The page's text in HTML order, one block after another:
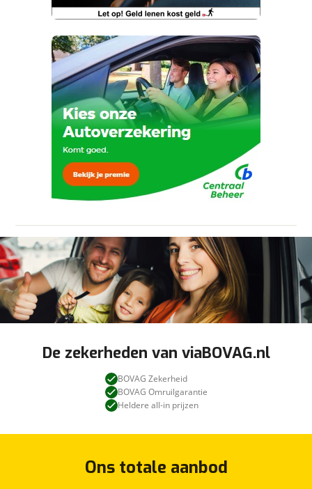
ontvangen.
Vraag mijn proefrit aan
viaBOVAG.nl verwerkt je persoonsgegevens
om je aanvraag zo goed mogelijk bij de
aanbieder te brengen. Lees hier meer over in
onzeprivacyverklaring
Telefoonnummer (optioneel)
Ja, ik wil graag de nieuwsbrief
ontvangen.
Verstuur mijn vraag
viaBOVAG.nl verwerkt je persoonsgegevens
om je aanvraag zo goed mogelijk bij de
aanbieder te brengen. Lees hier meer over in
Kan je ons nog meer vertellen? (optioneel)
Stuur mijn bevinding door
De zekerheden van viaBOVAG.nl
BOVAG Zekerheid
BOVAG Omruilgarantie
Heldere all-in prijzen
Ons totale aanbod